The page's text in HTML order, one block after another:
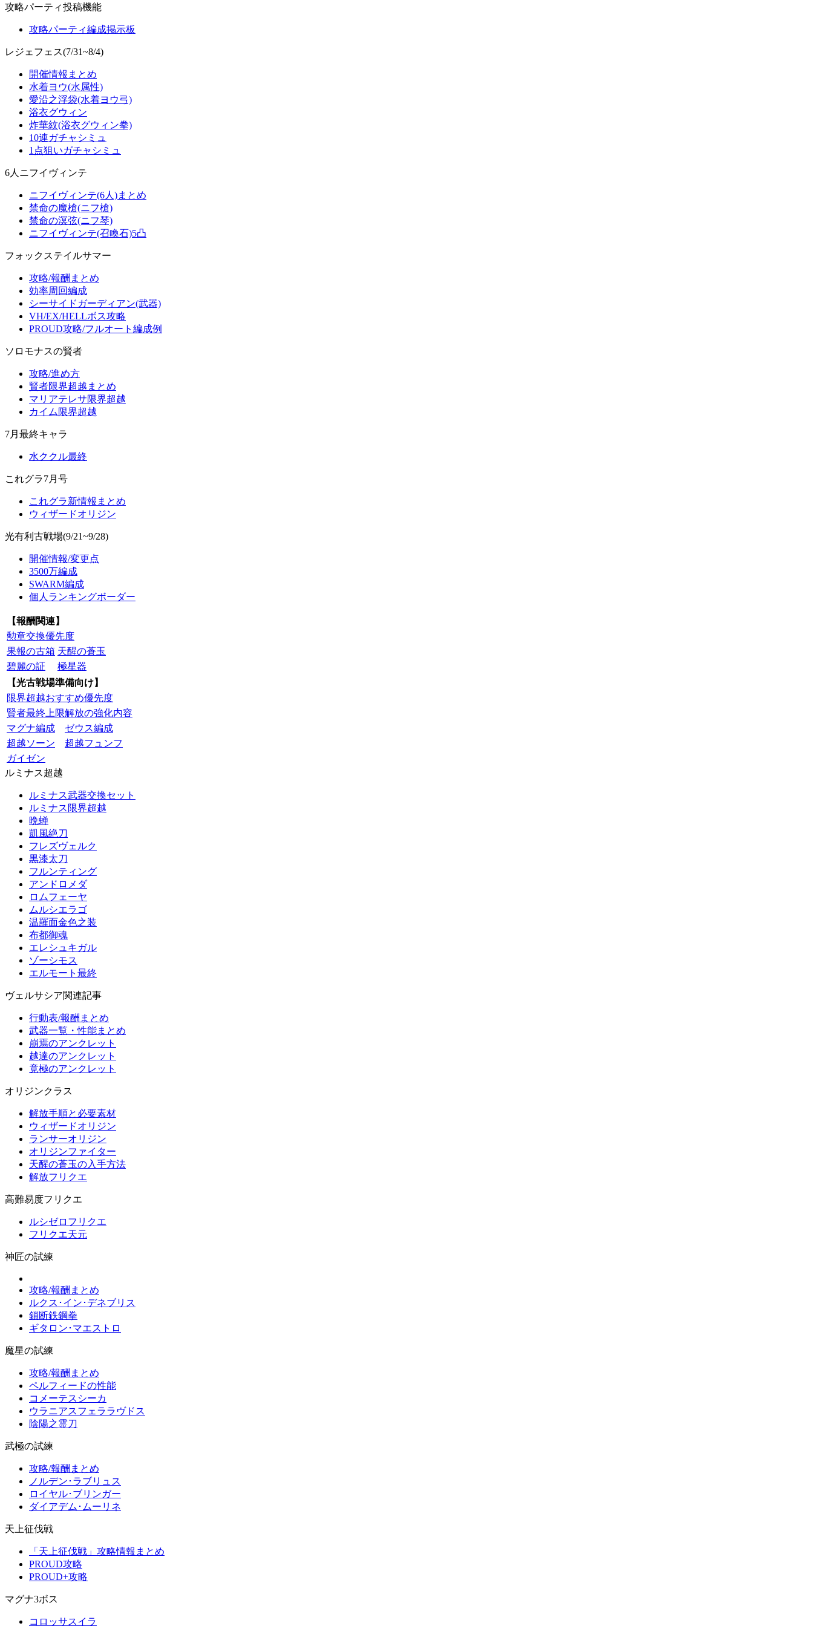
攻略パーティ投稿機能
攻略パーティ編成掲示板
レジェフェス(7/31~8/4)
開催情報まとめ
水着ヨウ(水属性)
愛沿之浮袋(水着ヨウ弓)
浴衣グウィン
炸華紋(浴衣グウィン拳)
10連ガチャシミュ
1点狙いガチャシミュ
6人ニフイヴィンテ
ニフイヴィンテ(6人)まとめ
禁命の魔槍(ニフ槍)
禁命の溟弦(ニフ琴)
ニフイヴィンテ(召喚石)5凸
フォックステイルサマー
攻略/報酬まとめ
効率周回編成
シーサイドガーディアン(武器)
VH/EX/HELLボス攻略
PROUD攻略/フルオート編成例
ソロモナスの賢者
攻略/進め方
賢者限界超越まとめ
マリアテレサ限界超越
カイム限界超越
7月最終キャラ
水ククル最終
これグラ7月号
これグラ新情報まとめ
ウィザードオリジン
光有利古戦場(9/21~9/28)
開催情報/変更点
3500万編成
SWARM編成
個人ランキングボーダー
【報酬関連】
勲章交換優先度
果報の古箱 天醒の蒼玉
碧麗の証
極星器
【光古戦場準備向け】
限界超越おすすめ優先度
賢者最終上限解放の強化内容
マグナ編成
ゼウス編成
超越ソーン
超越フュンフ
ガイゼン
ルミナス超越
ルミナス武器交換セット
ルミナス限界超越
晩蝉
凱風絶刀
フレズヴェルク
黒漆太刀
フルンティング
アンドロメダ
ロムフェーヤ
ムルシエラゴ
温羅面金色之装
布都御魂
エレシュキガル
ゾーシモス
エルモート最終
ヴェルサシア関連記事
行動表/報酬まとめ
武器一覧・性能まとめ
崩焉のアンクレット
越達のアンクレット
竟極のアンクレット
オリジンクラス
解放手順と必要素材
ウィザードオリジン
ランサーオリジン
オリジンファイター
天醒の蒼玉の入手方法
解放フリクエ
高難易度フリクエ
ルシゼロフリクエ
フリクエ天元
神匠の試練
攻略/報酬まとめ
ルクス･イン･デネブリス
鎖断鉄鋼拳
ギタロン･マエストロ
魔星の試練
攻略/報酬まとめ
ペルフィードの性能
コメーテスシーカ
ウラニアスフェララヴドス
陰陽之霊刀
武極の試練
攻略/報酬まとめ
ノルデン･ラブリュス
ロイヤル･ブリンガー
ダイアデム･ムーリネ
天上征伐戦
「天上征伐戦」攻略情報まとめ
PROUD攻略
PROUD+攻略
マグナ3ボス
コロッサスイラ